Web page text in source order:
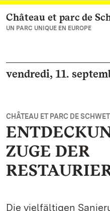
Vers la page d’accueil
Château et parc de
UN PARC UNIQUE EN EUROPE
vendredi, 11.
CHÂTEAU ET PARC DE
ZUGE DER
Die vielfältigen